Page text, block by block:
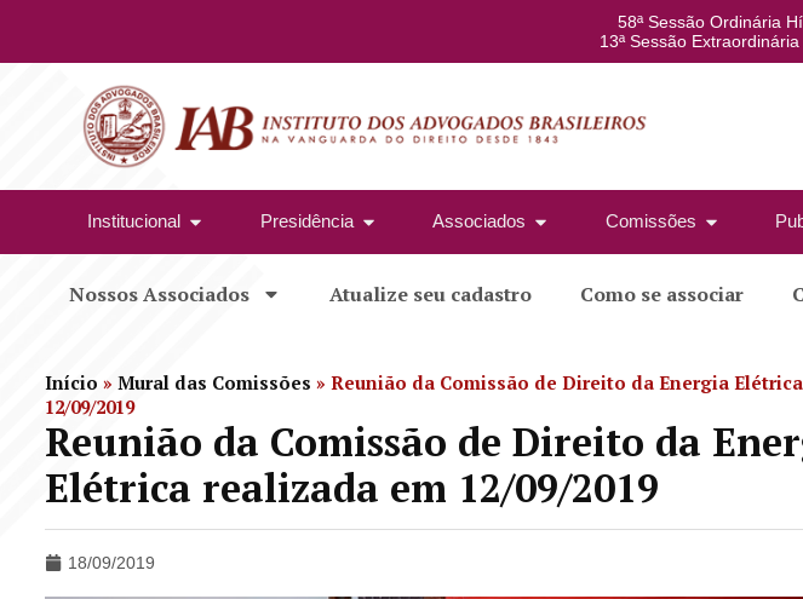
58ª Sessão Ordinária
13ª Sessão
Institucional Presidência Associados Comissões
Nossos Associados Atualize seu cadastro Como se associar
Início » Mural das Comissões » Reunião da Comissão de Direito da Energia
12/09/2019
Reunião da Comissão de Direito da
Elétrica realizada em 12/09/2019
18/09/2019